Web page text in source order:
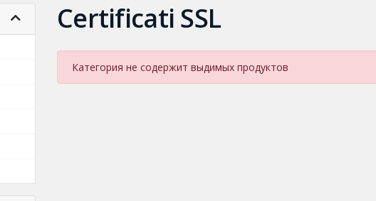
Certificati SSL
Категория не содержит выдимых продуктов